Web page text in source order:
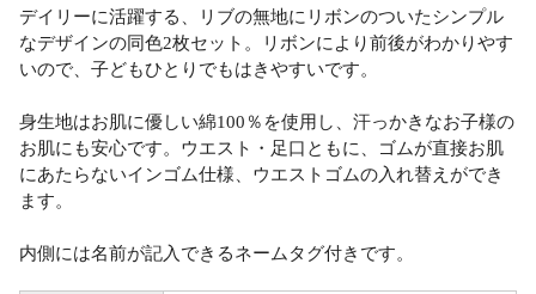
デイリーに活躍する、リブの無地にリボンのついたシンプル
なデザインの同色2枚セット。リボンにより前後がわかりやす
いので、子どもひとりでもはきやすいです。
身生地はお肌に優しい綿100％を使用し、汗っかきなお子様の
お肌にも安心です。ウエスト・足口ともに、ゴムが直接お肌
にあたらないインゴム仕様、ウエストゴムの入れ替えができ
ます。
内側には名前が記入できるネームタグ付きです。